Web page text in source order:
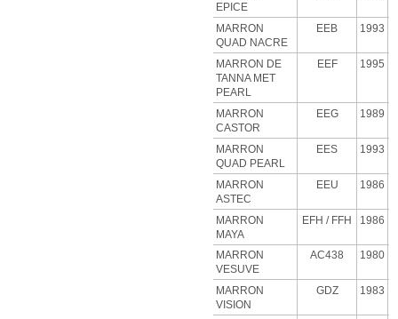
EPICE
MARRON
QUAD NACRE
EEB 1993
MARRON DE
TANNA MET
PEARL
EEF 1995
MARRON
CASTOR
EEG 1989
MARRON
QUAD PEARL
EES 1993
MARRON
ASTEC
EEU 1986
MARRON
MAYA
EFH / FFH 1986
MARRON
VESUVE
AC438 1980
MARRON
VISION
GDZ 1983